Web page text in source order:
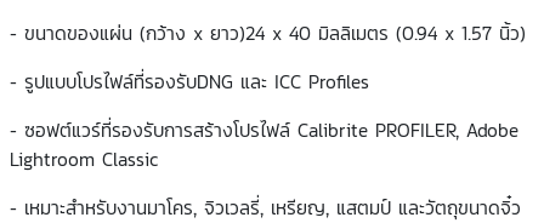
- ขนาดของแผ่น (กว้าง x ยาว)24 x 40 มิลลิเมตร (0.94 x 1.57 นิ้ว)
- รูปแบบโปรไฟล์ที่รองรับDNG และ ICC Profiles
- ซอฟต์แวร์ที่รองรับการสร้างโปรไฟล์ Calibrite PROFILER, Adobe
Lightroom Classic
- เหมาะสำหรับงานมาโคร, จิวเวลรี่, เหรียญ, แสตมป์ และวัตถุขนาดจิ๋ว